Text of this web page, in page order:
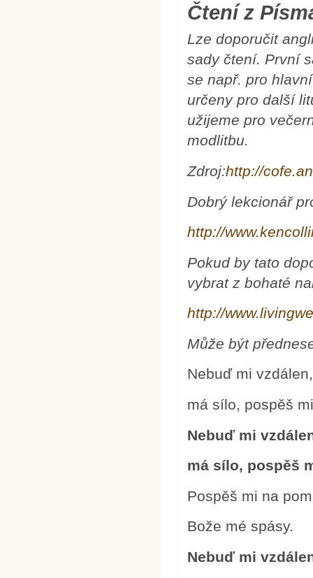
Čtení z
Lze doporučit
sady čtení. První
se např. pro
určeny pro další
užijeme pro
modlitbu.
Zdroj:http://
Dobrý lekcionář
http://
Pokud by tato
vybrat z bohaté
http://
Může být
Nebuď mi
má sílo, pospěš
Nebuď mi
má sílo, pospěš
Pospěš mi na
Bože mé spásy.
Nebuď mi